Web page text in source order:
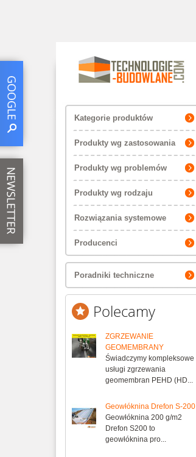
Kategorie produktów
Produkty wg zastosowania
Produkty wg problemów
Produkty wg rodzaju
Rozwiązania systemowe
Producenci
Poradniki techniczne
Polecamy
ZGRZEWANIE
GEOMEMBRANY
Świadczymy kompleksowe
usługi zgrzewania
geomembran PEHD (HD...
Geowłóknina Drefon S-200
Geowłóknina 200 g/m2
Drefon S200 to
geowłóknina pro...